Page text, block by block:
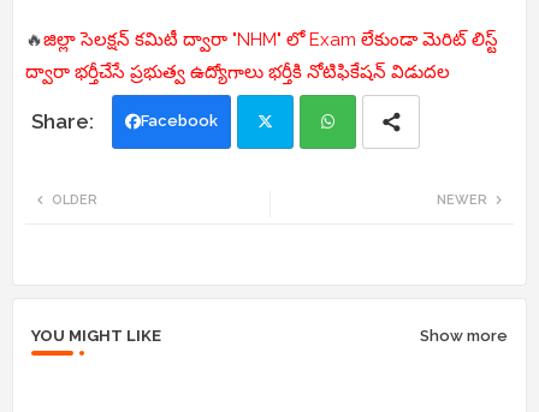
🔥జిల్లా సెలక్షన్ కమిటీ ద్వారా "NHM" లో Exam లేకుండా మెరిట్ లిస్ట్
ద్వారా భర్తీచేసే ప్రభుత్వ ఉద్యోగాలు భర్తీకి నోటిఫికేషన్ విడుదల
Facebook
NEWER
OLDER
YOU MIGHT LIKE Show more